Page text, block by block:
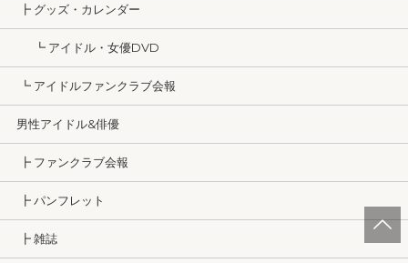
┣ グッズ・カレンダー
┗ アイドル・女優DVD
┗ アイドルファンクラブ会報
男性アイドル&俳優
┣ ファンクラブ会報
┣ パンフレット
┣ 雑誌